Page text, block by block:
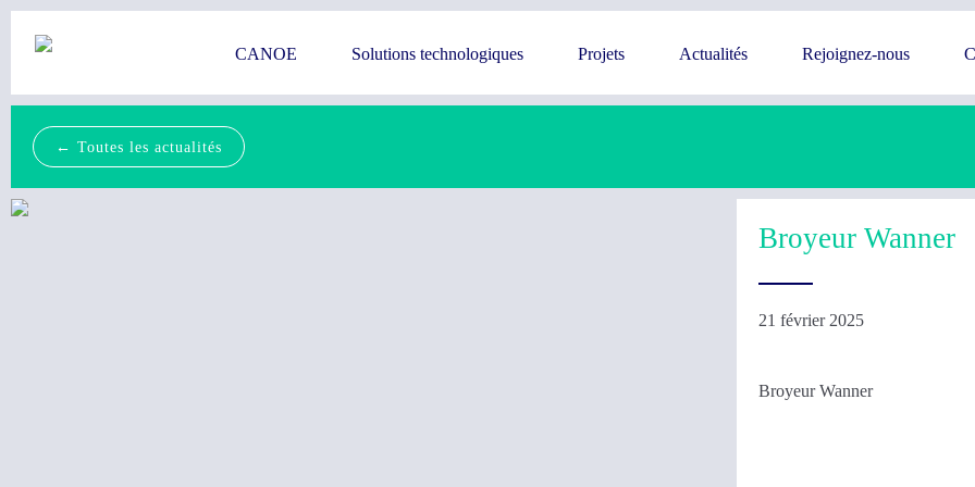
CANOE Solutions technologiques Projets Actualités Rejoignez-nous
← Toutes les actualités
Broyeur Wanner
21 février 2025
Broyeur Wanner